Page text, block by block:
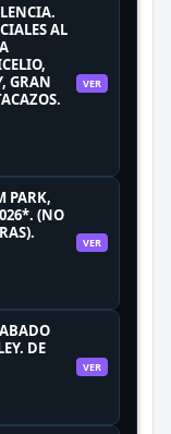
AL
GRAN
VER
PARK,
(NO
VER
DE
VER